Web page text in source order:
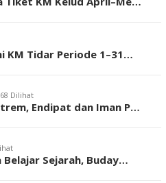
KM Tidar Periode 1–31…
Dilihat
Endipat dan Iman P…
Belajar Sejarah, Buday…